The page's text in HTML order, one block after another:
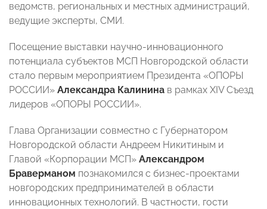
ведомств, региональных и местных администраций,
ведущие эксперты, СМИ.
Посещение выставки научно-инновационного
потенциала субъектов МСП Новгородской области
стало первым мероприятием Президента «ОПОРЫ
РОССИИ» Александра Калинина в рамках XIV Съезд
лидеров «ОПОРЫ РОССИИ».
Глава Организации совместно с Губернатором
Новгородской области Андреем Никитиным и
Главой «Корпорации МСП» Александром
Браверманом познакомился с бизнес-проектами
новгородских предпринимателей в области
инновационных технологий. В частности, гости